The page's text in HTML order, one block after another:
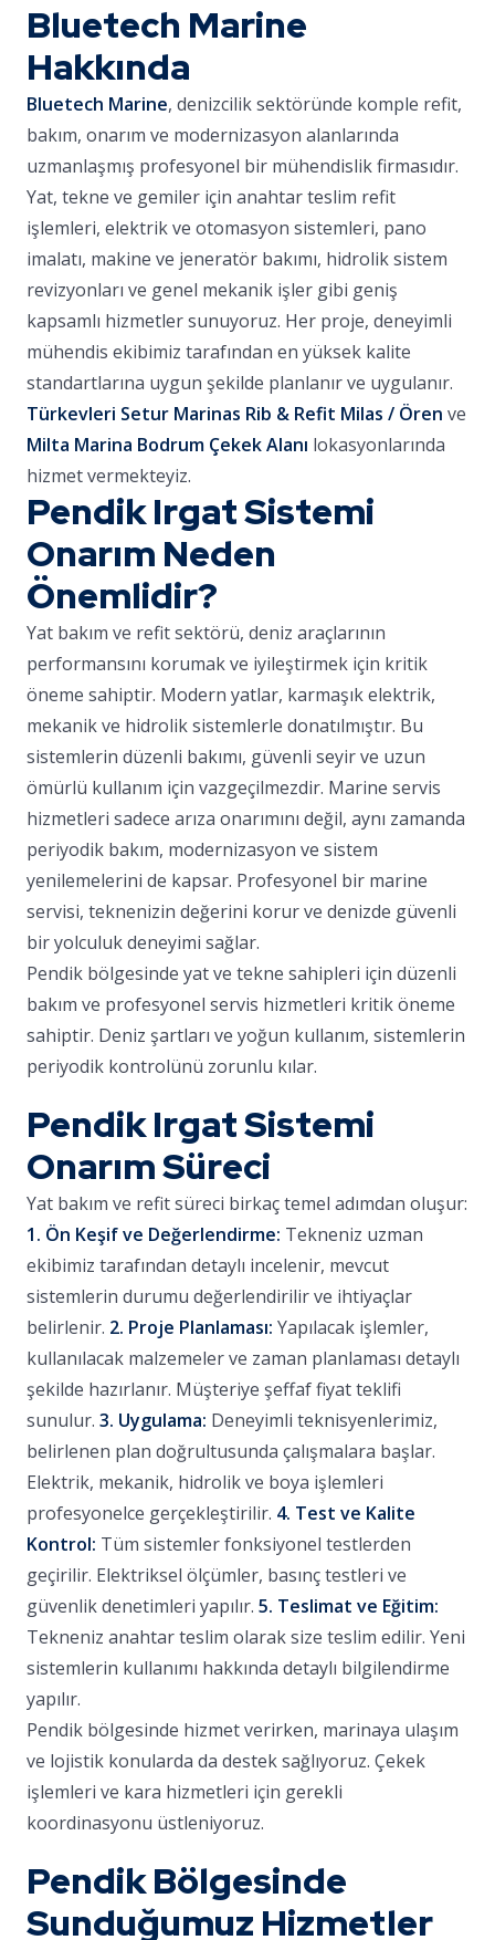
Bluetech Marine
Hakkında
Bluetech Marine, denizcilik sektöründe komple refit,
bakım, onarım ve modernizasyon alanlarında
uzmanlaşmış profesyonel bir mühendislik firmasıdır.
Yat, tekne ve gemiler için anahtar teslim refit
işlemleri, elektrik ve otomasyon sistemleri, pano
imalatı, makine ve jeneratör bakımı, hidrolik sistem
revizyonları ve genel mekanik işler gibi geniş
kapsamlı hizmetler sunuyoruz. Her proje, deneyimli
mühendis ekibimiz tarafından en yüksek kalite
standartlarına uygun şekilde planlanır ve uygulanır.
Türkevleri Setur Marinas Rib & Refit Milas / Ören ve
Milta Marina Bodrum Çekek Alanı lokasyonlarında
hizmet vermekteyiz.
Pendik Irgat Sistemi
Onarım Neden
Önemlidir?
Yat bakım ve refit sektörü, deniz araçlarının
performansını korumak ve iyileştirmek için kritik
öneme sahiptir. Modern yatlar, karmaşık elektrik,
mekanik ve hidrolik sistemlerle donatılmıştır. Bu
sistemlerin düzenli bakımı, güvenli seyir ve uzun
ömürlü kullanım için vazgeçilmezdir. Marine servis
hizmetleri sadece arıza onarımını değil, aynı zamanda
periyodik bakım, modernizasyon ve sistem
yenilemelerini de kapsar. Profesyonel bir marine
servisi, teknenizin değerini korur ve denizde güvenli
bir yolculuk deneyimi sağlar.
Pendik bölgesinde yat ve tekne sahipleri için düzenli
bakım ve profesyonel servis hizmetleri kritik öneme
sahiptir. Deniz şartları ve yoğun kullanım, sistemlerin
periyodik kontrolünü zorunlu kılar.
Pendik Irgat Sistemi
Onarım Süreci
Yat bakım ve refit süreci birkaç temel adımdan oluşur:
1. Ön Keşif ve Değerlendirme: Tekneniz uzman
ekibimiz tarafından detaylı incelenir, mevcut
sistemlerin durumu değerlendirilir ve ihtiyaçlar
belirlenir. 2. Proje Planlaması: Yapılacak işlemler,
kullanılacak malzemeler ve zaman planlaması detaylı
şekilde hazırlanır. Müşteriye şeffaf fiyat teklifi
sunulur. 3. Uygulama: Deneyimli teknisyenlerimiz,
belirlenen plan doğrultusunda çalışmalara başlar.
Elektrik, mekanik, hidrolik ve boya işlemleri
profesyonelce gerçekleştirilir. 4. Test ve Kalite
Kontrol: Tüm sistemler fonksiyonel testlerden
geçirilir. Elektriksel ölçümler, basınç testleri ve
güvenlik denetimleri yapılır. 5. Teslimat ve Eğitim:
Tekneniz anahtar teslim olarak size teslim edilir. Yeni
sistemlerin kullanımı hakkında detaylı bilgilendirme
yapılır.
Pendik bölgesinde hizmet verirken, marinaya ulaşım
ve lojistik konularda da destek sağlıyoruz. Çekek
işlemleri ve kara hizmetleri için gerekli
koordinasyonu üstleniyoruz.
Pendik Bölgesinde
Sunduğumuz Hizmetler